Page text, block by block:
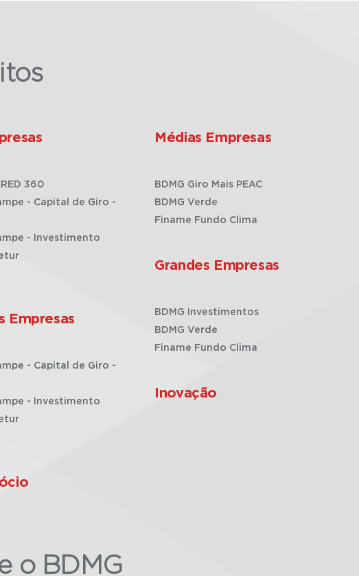
360
- Capital de Giro -
- Investimento
Empresas
- Capital de Giro -
- Investimento
Médias Empresas
BDMG Giro Mais PEAC
BDMG Verde
Finame Fundo Clima
Grandes Empresas
BDMG Investimentos
BDMG Verde
Finame Fundo Clima
Inovação
o BDMG